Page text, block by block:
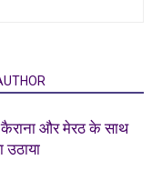
कैराना और मेरठ के साथ
उठाया